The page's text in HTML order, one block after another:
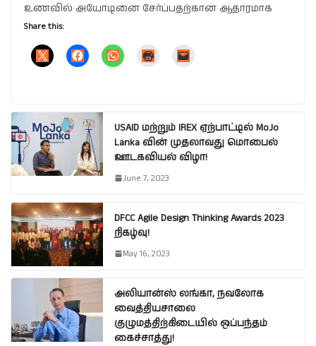
உணவில் அயோடினை சேர்ப்பதற்கான ஆதாரமாக
Share this:
USAID மற்றும் IREX ஏற்பாட்டில் MoJo
Lanka வின் முதலாவது மொபைல்
ஊடகவியல் விழா!
June 7, 2023
DFCC Agile Design Thinking Awards 2023
நிகழ்வு!
May 16, 2023
அலியான்ஸ் லங்கா, நவலோக
வைத்தியசாலை
குழுமத்திற்கிடையில் ஒப்பந்தம்
கைச்சாத்து!